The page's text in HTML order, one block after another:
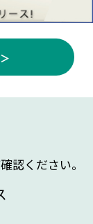
認ください。